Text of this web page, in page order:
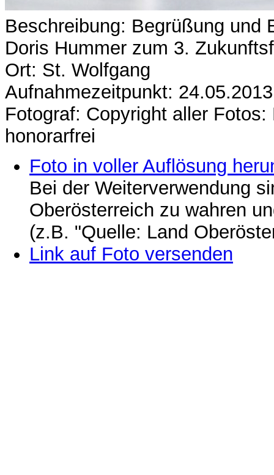
Beschreibung: Begrüßung und
Doris Hummer zum 3.
Ort: St. Wolfgang
Aufnahmezeitpunkt: 24.05.2013
Fotograf: Copyright aller
honorarfrei
Foto in voller Auflösung
Bei der Weiterverwendung
Oberösterreich zu wahren
(z.B. "Quelle: Land
Link auf Foto versenden